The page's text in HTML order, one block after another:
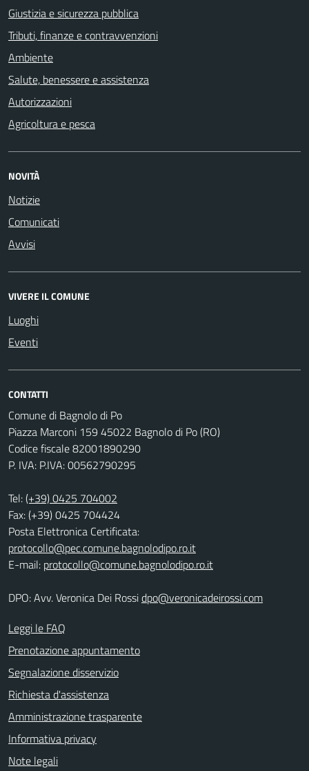
Giustizia e sicurezza pubblica
Tributi, finanze e contravvenzioni
Ambiente
Salute, benessere e assistenza
Autorizzazioni
Agricoltura e pesca
NOVITÀ
Notizie
Comunicati
Avvisi
VIVERE IL COMUNE
Luoghi
Eventi
CONTATTI
Comune di Bagnolo di Po
Piazza Marconi 159 45022 Bagnolo di Po (RO)
Codice fiscale 82001890290
P. IVA: P.IVA: 00562790295
Tel:(+39) 0425 704002
Fax: (+39) 0425 704424
Posta Elettronica Certificata:
protocollo@pec.comune.bagnolodipo.ro.it
E-mail: protocollo@comune.bagnolodipo.ro.it
DPO: Avv. Veronica Dei Rossidpo@veronicadeirossi.com
Leggi le FAQ
Prenotazione appuntamento
Segnalazione disservizio
Richiesta d'assistenza
Amministrazione trasparente
Informativa privacy
Note legali